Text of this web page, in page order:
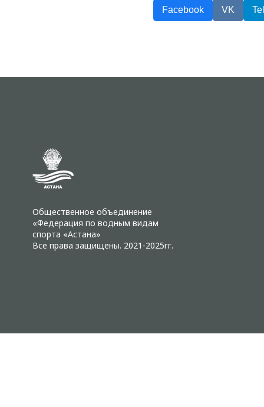
Facebook VK
Общественное объединение
«Федерация по водным видам
спорта «Астана»
Все права защищены. 2021-2025гг.